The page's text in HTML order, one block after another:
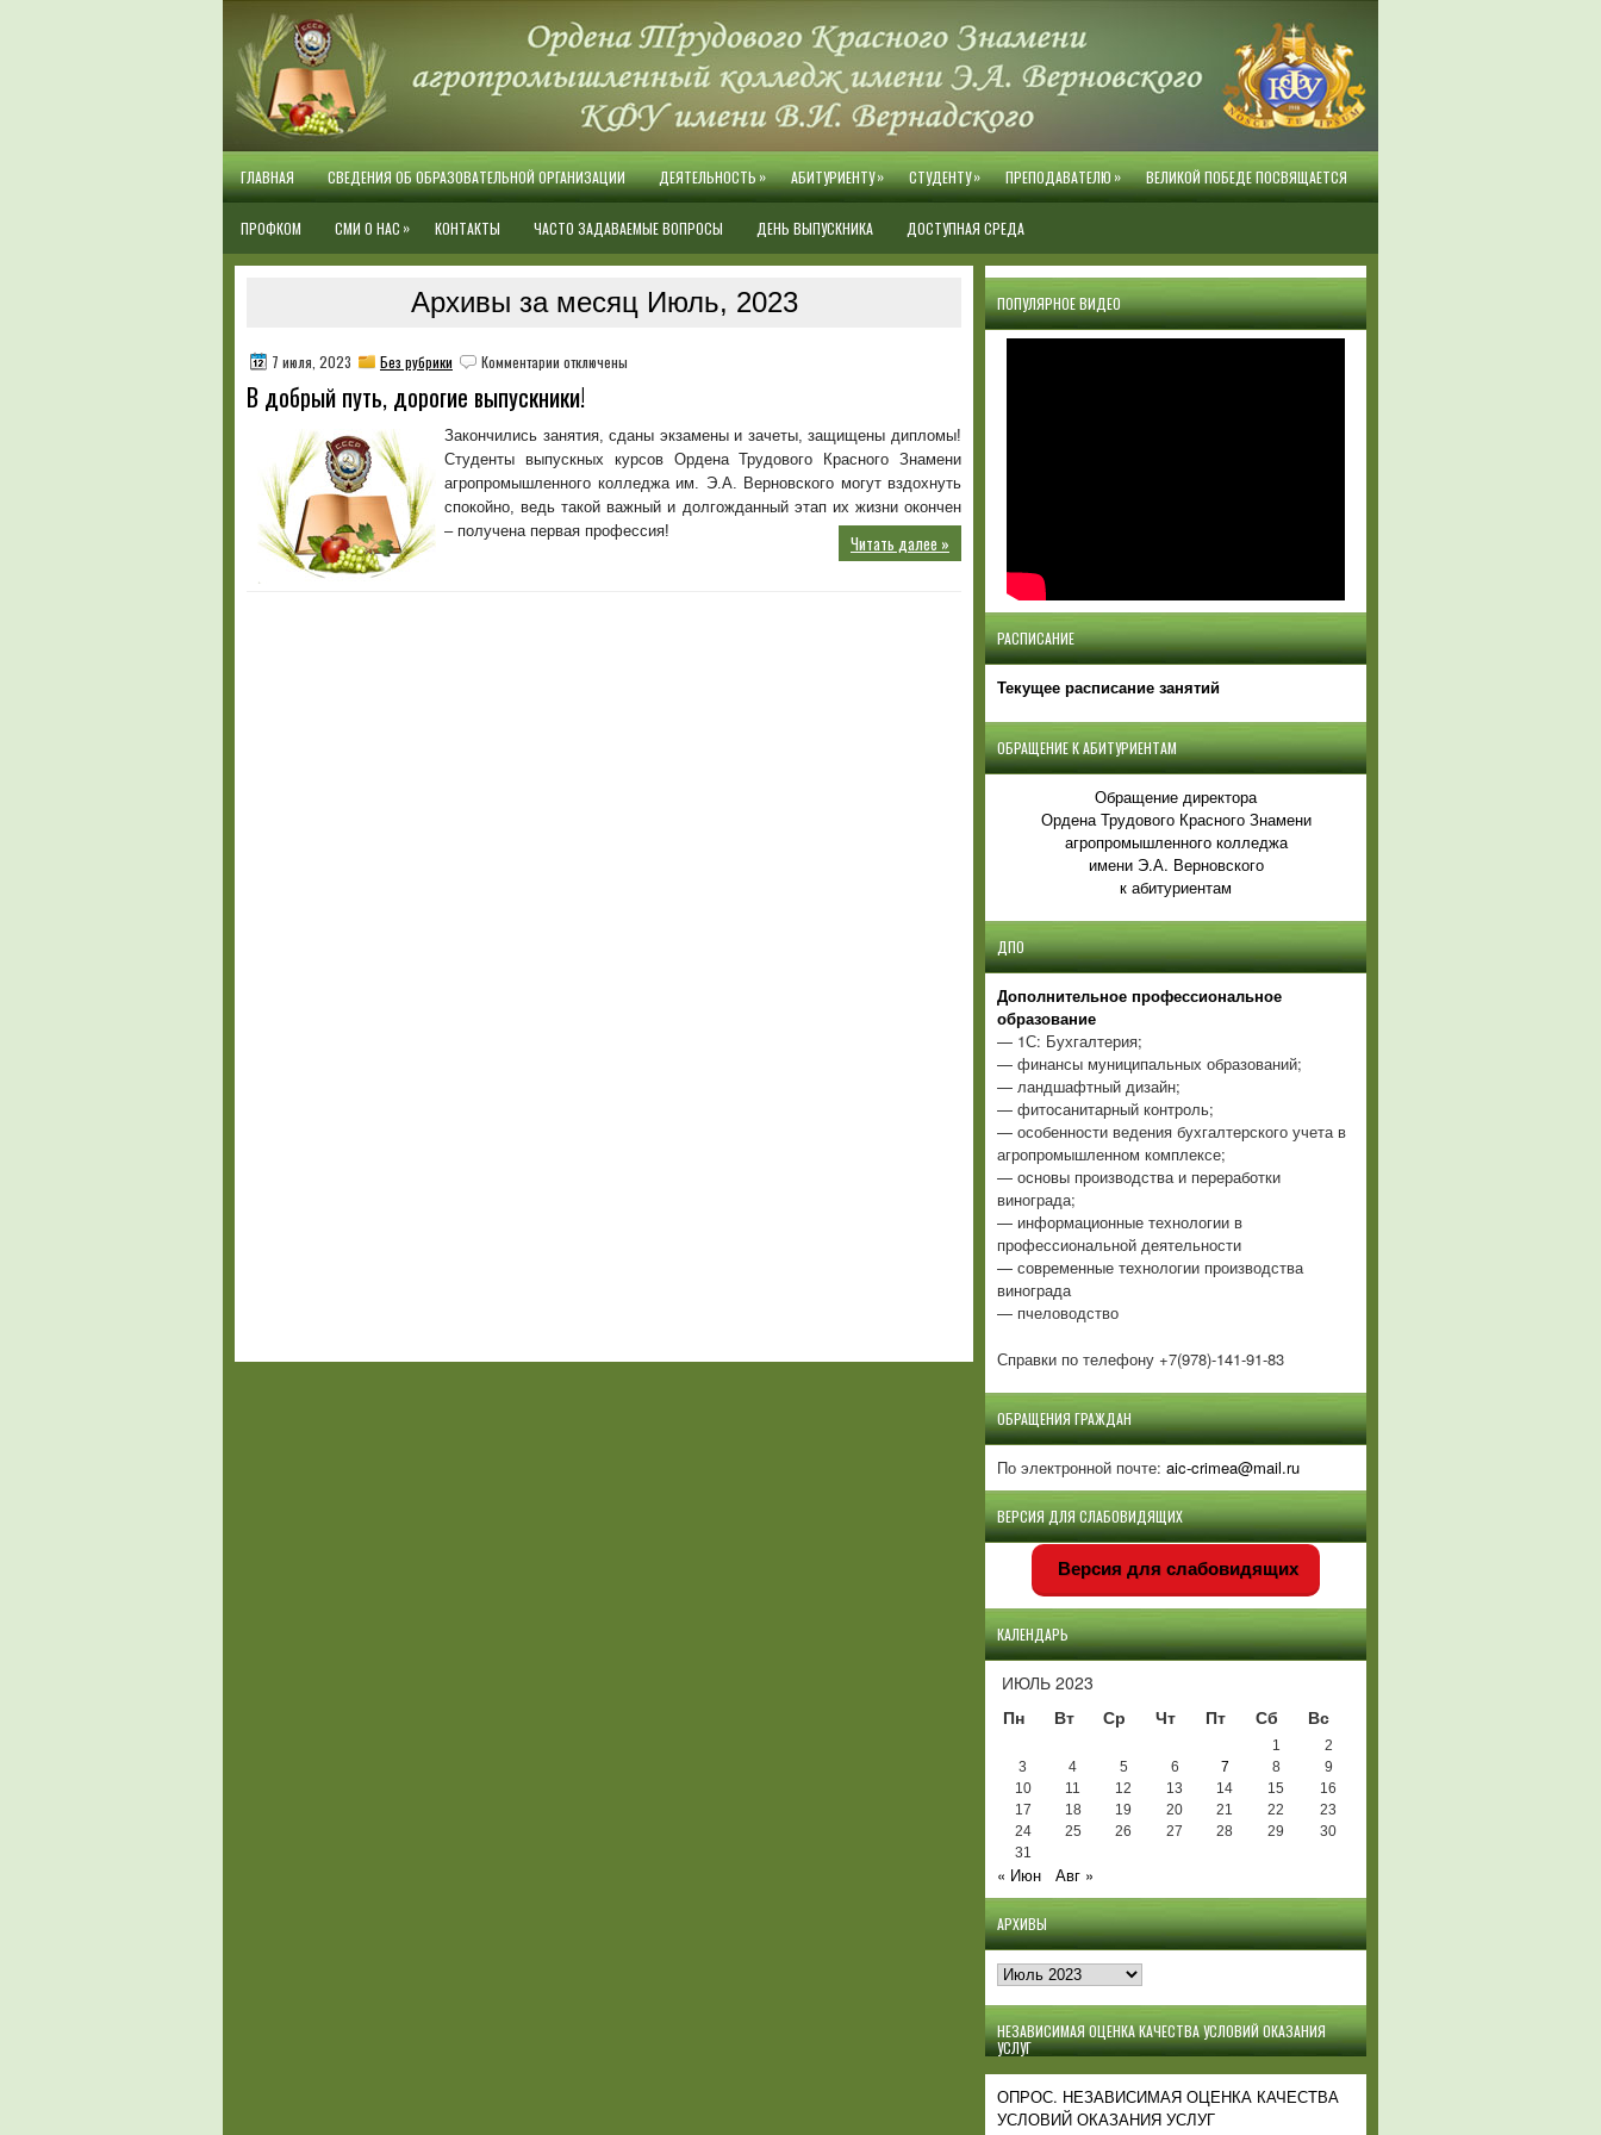
ГЛАВНАЯ СВЕДЕНИЯ ОБ ОБРАЗОВАТЕЛЬНОЙ ОРГАНИЗАЦИИ ДЕЯТЕЛЬНОСТЬ» АБИТУРИЕНТУ» СТУДЕНТУ» ПРЕПОДАВАТЕЛЮ» ВЕЛИКОЙ ПОБЕДЕ ПОСВЯЩАЕТСЯ
ПРОФКОМ СМИ О НАС » КОНТАКТЫ ЧАСТО ЗАДАВАЕМЫЕ ВОПРОСЫ ДЕНЬ ВЫПУСКНИКА ДОСТУПНАЯ СРЕДА
Архивы за месяц Июль, 2023
7 июля, 2023 Без рубрики Комментарии к
В
путь,
дорогие
выпускники!
отключены
В добрый путь, дорогие выпускники!
Закончились занятия, сданы экзамены и зачеты, защищены дипломы!
Студенты выпускных курсов Ордена Трудового Красного Знамени
агропромышленного колледжа им. Э.А. Верновского могут вздохнуть
спокойно, ведь такой важный и долгожданный этап их жизни окончен
– получена первая профессия!
Читать далее »
ПОПУЛЯРНОЕ ВИДЕО
РАСПИСАНИЕ
Текущее расписание занятий
ОБРАЩЕНИЕ К АБИТУРИЕНТАМ
Обращение директора
Ордена Трудового Красного Знамени
агропромышленного колледжа
имени Э.А. Верновского
к абитуриентам
ДПО
Дополнительное профессиональное
образование
— 1С: Бухгалтерия;
— финансы муниципальных образований;
— ландшафтный дизайн;
— фитосанитарный контроль;
— особенности ведения бухгалтерского учета в
агропромышленном комплексе;
— основы производства и переработки
винограда;
— информационные технологии в
профессиональной деятельности
— современные технологии производства
винограда
— пчеловодство
Справки по телефону +7(978)-141-91-83
ОБРАЩЕНИЯ ГРАЖДАН
По электронной почте: aic-crimea@mail.ru
ВЕРСИЯ ДЛЯ СЛАБОВИДЯЩИХ
Версия для слабовидящих
КАЛЕНДАРЬ
ИЮЛЬ 2023
Пн
Вт Ср Чт Пт Сб Вс
1
2
3
4 5 6 7 8
9
10
11 12 13 14 15
16
17
18 19 20 21 22
23
24
25 26 27 28 29
30
31
« Июн Авг »
АРХИВЫ
Архивы
НЕЗАВИСИМАЯ ОЦЕНКА КАЧЕСТВА УСЛОВИЙ ОКАЗАНИЯ
УСЛУГ
ОПРОС. НЕЗАВИСИМАЯ ОЦЕНКА КАЧЕСТВА
УСЛОВИЙ ОКАЗАНИЯ УСЛУГ